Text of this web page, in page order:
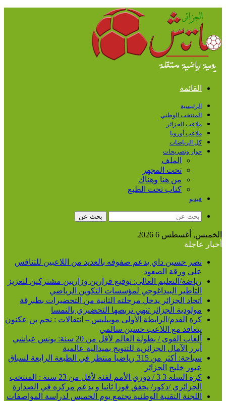
القائمة
الرئيسية
المنتخب الوطني
ملاعب الجزائر
ملاعب أوروبا
كل الرياضات
حوار وتصريحات
الملف
تحت المجهر
من هنا وهناك
كتاب تحت الطبع
فيديو
بحث عن
الخميس, أغسطس 6 2026
أخبار عاجلة
نصر حسين داي يدعم صفوفه بالعديد من اللاعبين للتنافس
على ورقة الصعود
رياضة/التعليم العالي: توقيع قرارين وزاريين مشتركين لتعزيز
التأطير البيداغوجي لمؤسسات التكوين الرياضي
اتحاد الجزائر يدخل مرحلته الثانية من التحضيرات بطبرقة
مولودية الجزائر تنهي تربصها التحضيري بالنمسا
كرة القدم/الرابطة الأولى موبيليس – انتقالات : نجم بن عكنون
يتعاقد مع اللاعب حسين سالمي
ألعاب القوى / بطولة العالم لأقل من 20 سنة: يونس عياشي
أبرز الآمال الجزائرية للتتويج بميدالية عالمية
سباحة: أكثر من 315 رياضيا منتظر في الطبعة الرابعة لسباق
عبور خليج الجزائر
كرة السلة 3 3 / دوري الأمم لفئة لأقل من 23 سنة : المنتخب
الجزائري /ذكور/ يحقق فوزا ثانيا و يدعم مركزه في الصدارة
اللجنة التقنية الوطنية تجتمع يوم الخميس لدراسة المواصفات